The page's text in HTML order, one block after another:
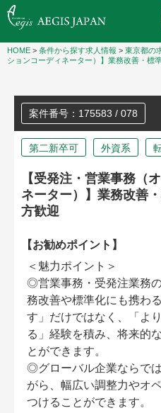
HOME > 条件から探す求人情報 > 東京都の
ションコーディネーター）】業務改善・標
案件番号：175583 / 078
第二新卒可 外資系
【受発注・営業事務（
ネーター）】業務改善
方歓迎
【お勧めポイント】
＜魅力ポイント＞
◎営業事務・受発注業務
務改善や標準化にも携わ
す」だけではなく、「よ
る」経験を積み、将来的
とができます。
◎グローバル企業ならで
がら、幅広い調整力やオ
つけることができます。